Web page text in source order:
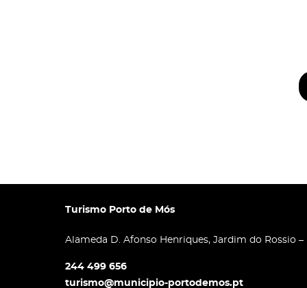
Turismo Porto de Mós
Alameda D. Afonso Henriques, Jardim do Rossio
244 499 656
turismo@municipio-portodemos.pt